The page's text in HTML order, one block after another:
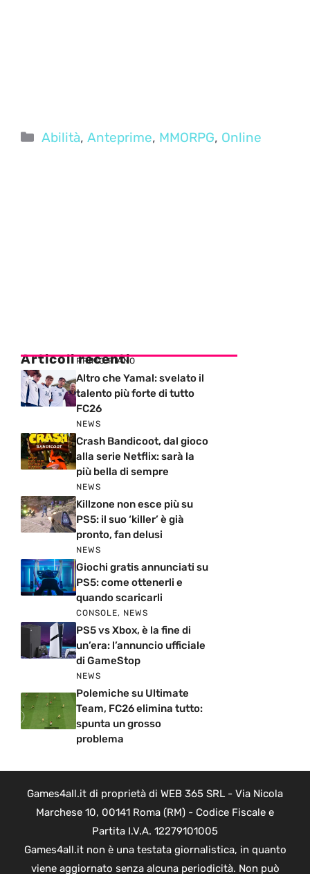
Categorie
Abilità,Anteprime, MMORPG, Online
Articoli recenti
PRIMO PIANO
Altro che Yamal: svelato il
talento più forte di tutto
FC26
NEWS
Crash Bandicoot, dal gioco
alla serie Netflix: sarà la
più bella di sempre
NEWS
Killzone non esce più su
PS5: il suo ‘killer’ è già
pronto, fan delusi
NEWS
Giochi gratis annunciati su
PS5: come ottenerli e
quando scaricarli
CONSOLE, NEWS
PS5 vs Xbox, è la fine di
un’era: l’annuncio ufficiale
di GameStop
NEWS
Polemiche su Ultimate
Team, FC26 elimina tutto:
spunta un grosso
problema
Games4all.it di proprietà di WEB 365 SRL - Via Nicola
Marchese 10, 00141 Roma (RM) - Codice Fiscale e
Partita I.V.A. 12279101005
Games4all.it non è una testata giornalistica, in quanto
viene aggiornato senza alcuna periodicità. Non può